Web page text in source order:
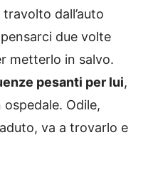
dall’auto
due volte
metterlo in salvo.
pesanti per lui,
Odile,
va a trovarlo e